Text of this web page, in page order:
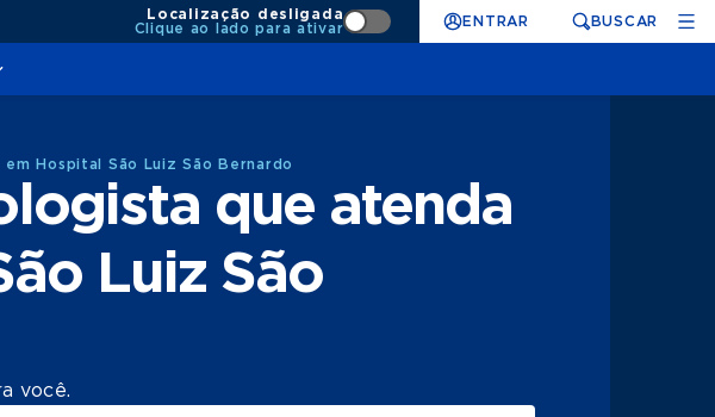
Localização desligada
Clique ao lado para ativar
ENTRAR BUSCAR
Hospital São Luiz São Bernardo
que atenda
Luiz São
você.